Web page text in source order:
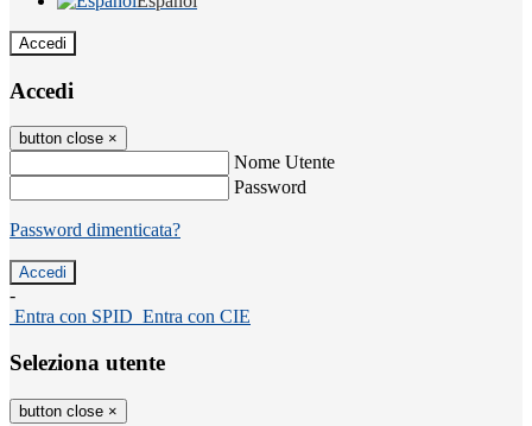
Accedi
Accedi
button close ×
Nome Utente
Password
Password dimenticata?
-
Entra con SPID Entra con CIE
Seleziona utente
button close ×